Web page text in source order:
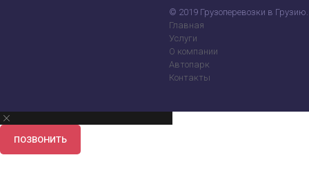
© 2019 Грузоперевозки в Грузию.
Главная
Услуги
О компании
Автопарк
Контакты
ПОЗВОНИТЬ